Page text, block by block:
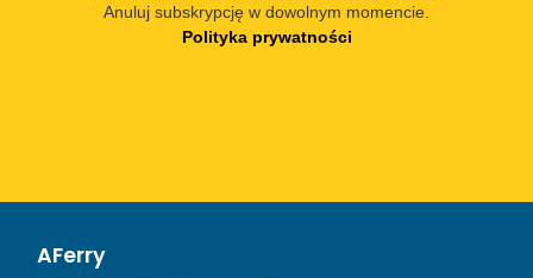
Anuluj subskrypcję w dowolnym momencie.
Polityka prywatności
AFerry